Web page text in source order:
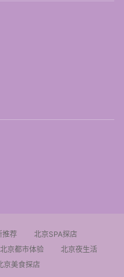
推荐
北京SPA探店
北京都市体验
北京夜生活
京美食探店